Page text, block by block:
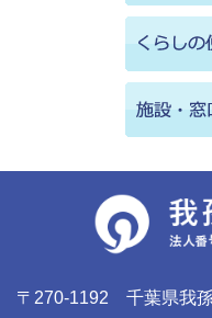
〒270-1192 千葉県我